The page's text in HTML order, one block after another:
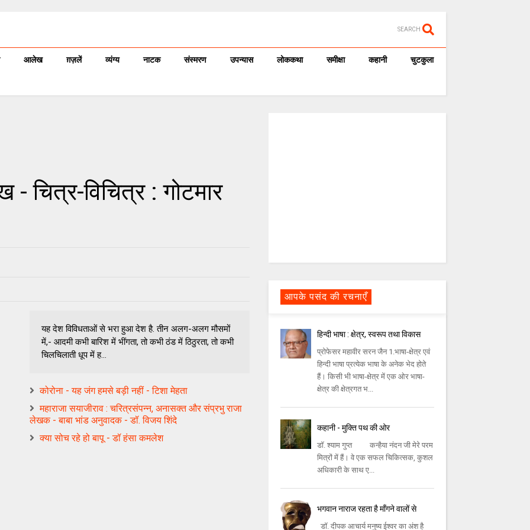
SEARCH
आलेख ग़ज़लें व्यंग्य नाटक संस्मरण उपन्यास लोककथा समीक्षा कहानी चुटकुला
चित्र-विचित्र : गोटमार
यह देश विविधताओं से भरा हुआ देश है. तीन अलग-अलग मौसमों
में,- आदमी कभी बारिश में भींगता, तो कभी ठंड में ठिठुरता, तो कभी
चिलचिलाती धूप में ह...
कोरोना - यह जंग हमसे बड़ी नहीं - टिशा मेहता
महाराजा सयाजीराव : चरित्रसंपन्न, अनासक्त और संप्रभु राजा
लेखक - बाबा भांड अनुवादक - डॉ. विजय शिंदे
क्या सोच रहे हो बापू - डॉ हंसा कमलेश
आपके पसंद की रचनाएँ
हिन्दी भाषा : क्षेत्र, स्वरूप तथा विकास
प्रोफेसर महावीर सरन जैन 1.भाषा-क्षेत्र एवं
हिन्दी भाषा प्रत्येक भाषा के अनेक भेद होते
हैं। किसी भी भाषा-क्षेत्र में एक ओर भाषा-
क्षेत्र की क्षेत्रगत भ...
कहानी - मुक्ति पथ की ओर
डॉ. श्याम गुप्त कन्हैया नंदन जी मेरे परम
मित्रों में हैं। वे एक सफल चिकित्सक, कुशल
अधिकारी के साथ ए...
भगवान नाराज रहता है माँगने वालों से
डॉ. दीपक आचार्य मनुष्य ईश्वर का अंश है